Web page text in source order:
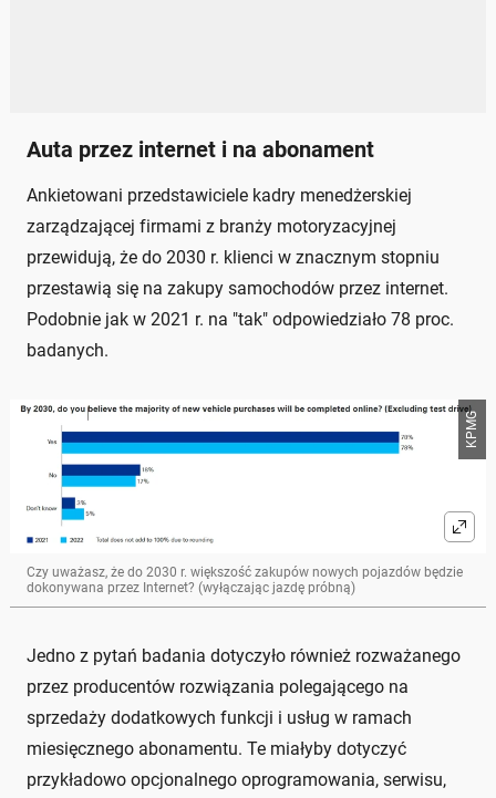
Auta przez internet i na abonament
Ankietowani przedstawiciele kadry menedżerskiej
zarządzającej firmami z branży motoryzacyjnej
przewidują, że do 2030 r. klienci w znacznym stopniu
przestawią się na zakupy samochodów przez internet.
Podobnie jak w 2021 r. na "tak" odpowiedziało 78 proc.
badanych.
KPMG
Czy uważasz, że do 2030 r. większość zakupów nowych pojazdów będzie
dokonywana przez Internet? (wyłączając jazdę próbną)
Jedno z pytań badania dotyczyło również rozważanego
przez producentów rozwiązania polegającego na
sprzedaży dodatkowych funkcji i usług w ramach
miesięcznego abonamentu. Te miałyby dotyczyć
przykładowo opcjonalnego oprogramowania, serwisu,